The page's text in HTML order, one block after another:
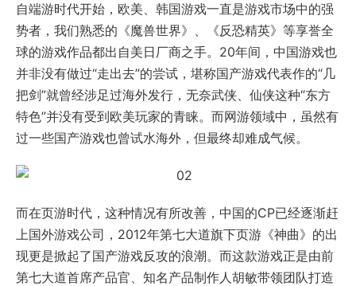
自端游时代开始，欧美、韩国游戏一直是游戏市场中的强
势者，我们熟悉的《魔兽世界》、《反恐精英》等享誉全
球的游戏作品都出自美日厂商之手。20年间，中国游戏也
并非没有做过“走出去”的尝试，堪称国产游戏代表作的“几
把剑”就曾经涉足过海外发行，无奈武侠、仙侠这种“东方
特色”并没有受到欧美玩家的青睐。而网游领域中，虽然有
过一些国产游戏也曾试水海外，但最终却难成气候。
而在页游时代，这种情况有所改善，中国的CP已经逐渐赶
上国外游戏公司，2012年第七大道旗下页游《神曲》的出
现更是掀起了国产游戏反攻的浪潮。而这款游戏正是由前
第七大道首席产品官、知名产品制作人胡敏带领团队打造